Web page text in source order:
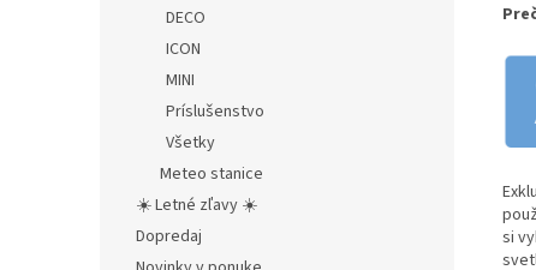
DECO
ICON
MINI
Príslušenstvo
Všetky
Meteo stanice
☀️ Letné zľavy ☀️
Dopredaj
si